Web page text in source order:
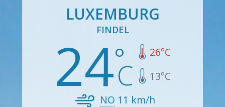
LUXEMBURG
FINDEL
24 26°C
13°C
NO 11 km/h